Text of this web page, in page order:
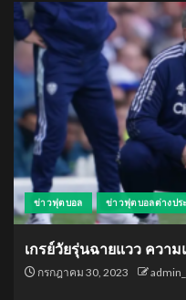
ข่าวฟุตบอล ข่าวฟุตบอลต่างปร
เกรย์วัยรุ่นฉายแวว ควา
กรกฎาคม 30, 2023